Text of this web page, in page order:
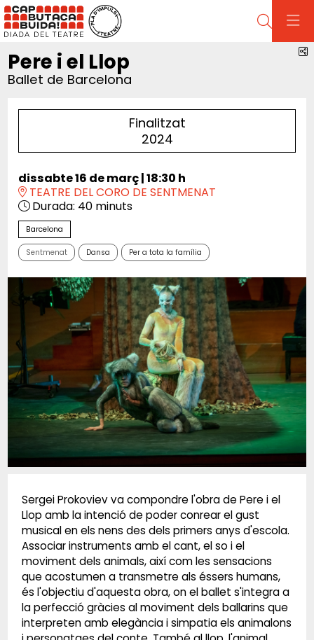
Cerca
Pere i el Llop
Ballet de Barcelona
Finalitzat
2024
dissabte 16 de març|18:30 h
TEATRE DEL CORO DE SENTMENAT
Durada: 40 minuts
Barcelona
Sentmenat Dansa Per a tota la família
Sergei Prokoviev va compondre l'obra de Pere i el
Llop amb la intenció de poder conrear el gust
musical en els nens des dels primers anys d'escola.
Associar instruments amb el cant, el so i el
moviment dels animals, així com les sensacions
que acostumen a transmetre als éssers humans,
és l'objectiu d'aquesta obra, on el ballet s'integra a
la perfecció gràcies al moviment dels ballarins que
interpreten amb elegància i simpatia els animalons